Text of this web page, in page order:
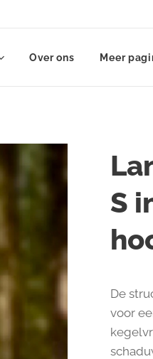
Over ons Meer
S
De
voor